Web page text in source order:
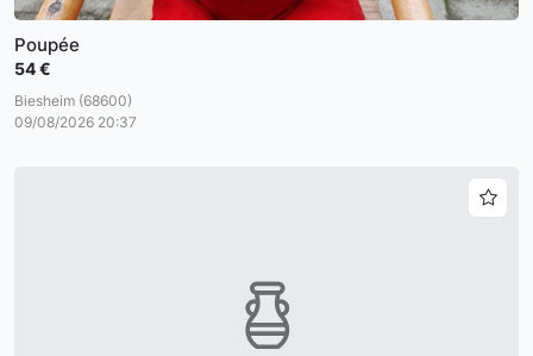
Poupée
54 €
Biesheim (68600)
09/08/2026 20:37